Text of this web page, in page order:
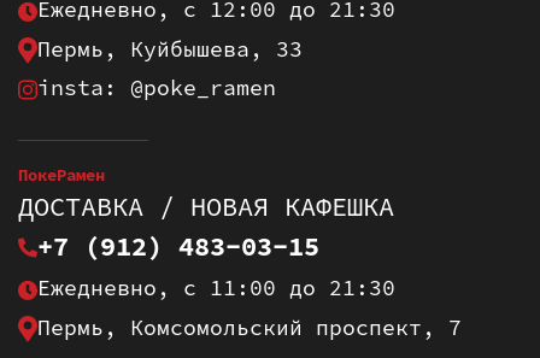
Ежедневно, с 12:00 до 21:30
Пермь, Куйбышева, 33
insta: @poke_ramen
ПокеРамен
ДОСТАВКА / НОВАЯ КАФЕШКА
+7 (912) 483-03-15
Ежедневно, с 11:00 до 21:30
Пермь, Комсомольский проспект, 7